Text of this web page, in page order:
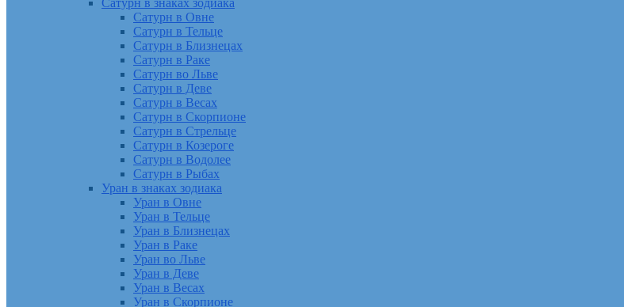
Сатурн в знаках зодиака
Сатурн в Овне
Сатурн в Тельце
Сатурн в Близнецах
Сатурн в Раке
Сатурн во Льве
Сатурн в Деве
Сатурн в Весах
Сатурн в Скорпионе
Сатурн в Стрельце
Сатурн в Козероге
Сатурн в Водолее
Сатурн в Рыбах
Уран в знаках зодиака
Уран в Овне
Уран в Тельце
Уран в Близнецах
Уран в Раке
Уран во Льве
Уран в Деве
Уран в Весах
Уран в Скорпионе